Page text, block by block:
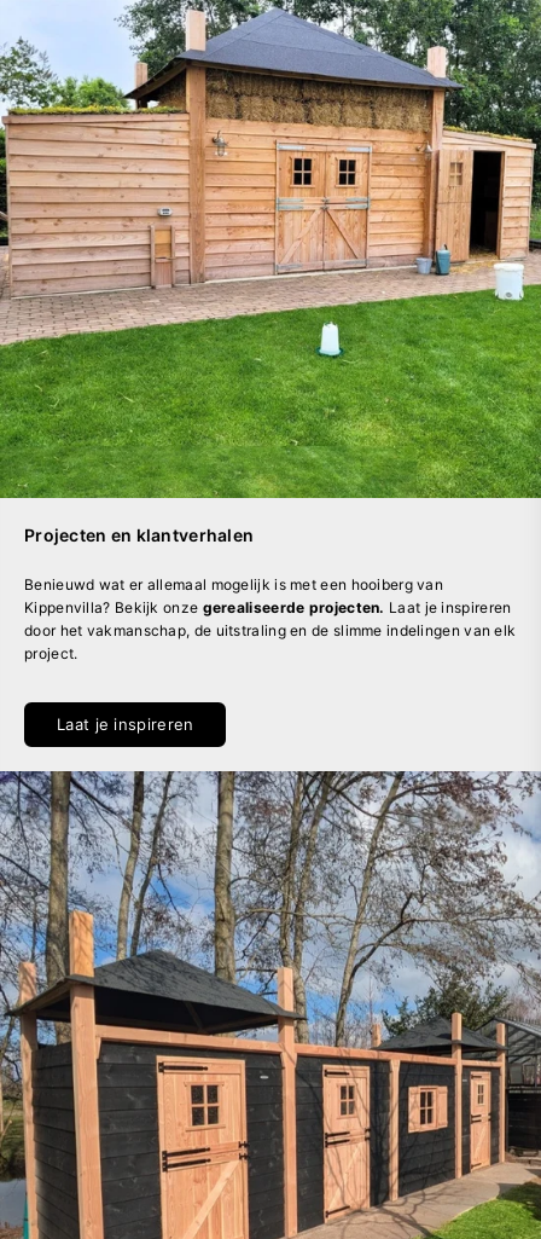
Projecten en klantverhalen
Benieuwd wat er allemaal mogelijk is met een hooiberg van
Kippenvilla? Bekijk onze gerealiseerde projecten. Laat je inspireren
door het vakmanschap, de uitstraling en de slimme indelingen van elk
project.
Laat je inspireren